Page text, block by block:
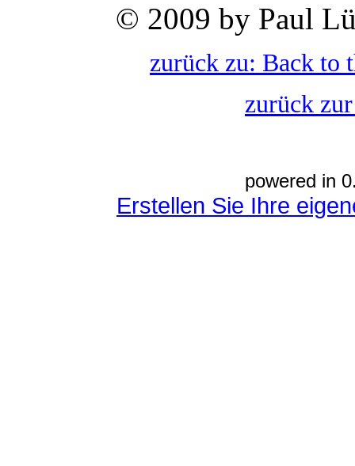
© 2009 by Paul
zurück zu: Back to
zurück
powered in
Erstellen Sie Ihre